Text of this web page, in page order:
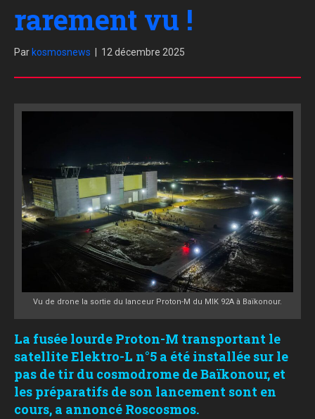
rarement vu !
Par kosmosnews 12 décembre 2025
Vu de drone la sortie du lanceur Proton-M du MIK 92A à Baïkonour.
La fusée lourde Proton-M transportant le
satellite Elektro-L n°5 a été installée sur le
pas de tir du cosmodrome de Baïkonour, et
les préparatifs de son lancement sont en
cours, a annoncé Roscosmos.